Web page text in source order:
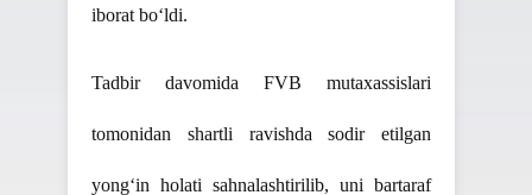
iborat bo‘ldi.
Tadbir davomida FVB mutaxassislari
tomonidan shartli ravishda sodir etilgan
yong‘in holati sahnalashtirilib, uni bartaraf